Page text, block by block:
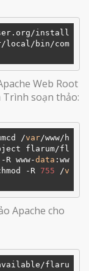
install
local/bin/com
Web Root
Trình soạn thảo:
/var/www/h
flarum/fl
www-data :ww
-R 755 /v
Apache cho
flaru